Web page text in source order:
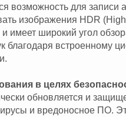
возможность для записи
изображения HDR
имеет широкий угол
благодаря встроенному
в целях
обновляется и
и вредоносное ПО.